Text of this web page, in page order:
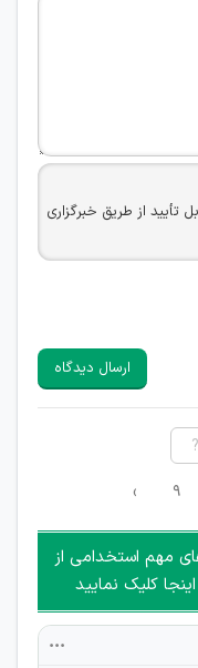
تأیید از طریق خبرگزاری
قصد مأیوس کردن
(مسئول و غیر مسئول)
چه به صورت دسته
ارسال دیدگاه
۹ ›
مهم استخدامی از
کلیک نمایید